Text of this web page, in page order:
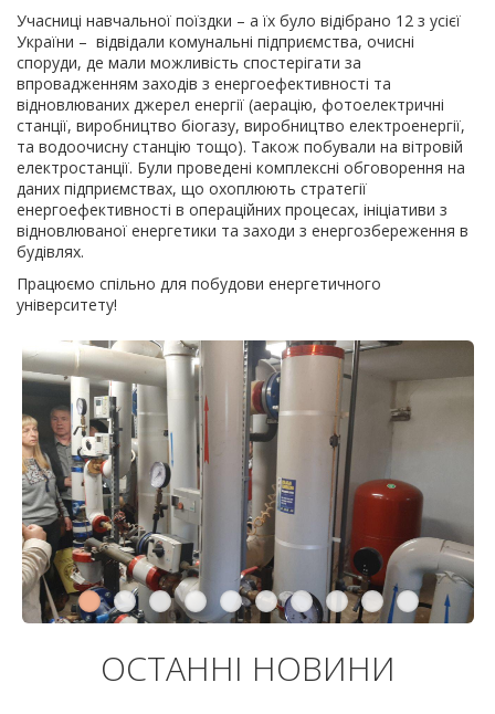
Учасниці навчальної поїздки – а їх було відібрано 12 з усієї
України – відвідали комунальні підприємства, очисні
споруди, де мали можливість спостерігати за
впровадженням заходів з енергоефективності та
відновлюваних джерел енергії (аерацію, фотоелектричні
станції, виробництво біогазу, виробництво електроенергії,
та водоочисну станцію тощо). Також побували на вітровій
електростанції. Були проведені комплексні обговорення на
даних підприємствах, що охоплюють стратегії
енергоефективності в операційних процесах, ініціативи з
відновлюваної енергетики та заходи з енергозбереження в
будівлях.
Працюємо спільно для побудови енергетичного
університету!
ОСТАННІ НОВИНИ